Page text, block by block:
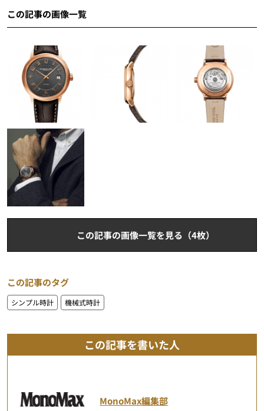
この記事の画像一覧
この記事の画像一覧を見る（4枚）
この記事のタグ
シンプル時計 機械式時計
この記事を書いた人
MonoMax編集部